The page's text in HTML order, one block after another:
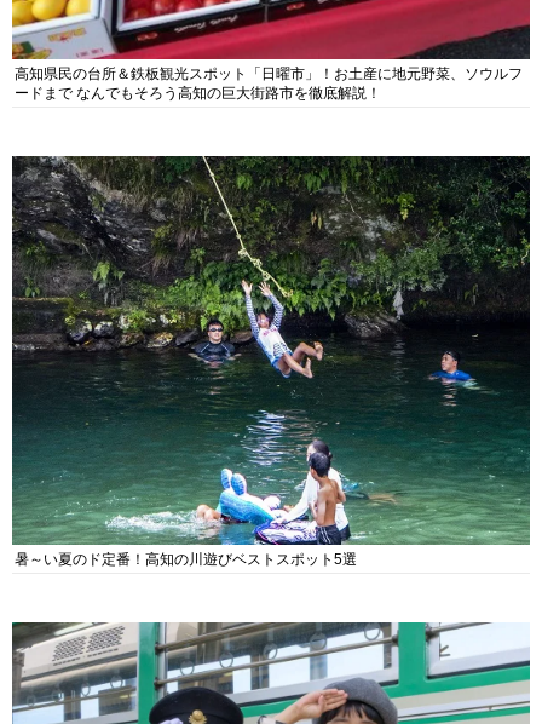
高知県民の台所＆鉄板観光スポット「日曜市」！お土産に地元野菜、ソウルフ
ードまで なんでもそろう高知の巨大街路市を徹底解説！
暑～い夏のド定番！高知の川遊びベストスポット5選